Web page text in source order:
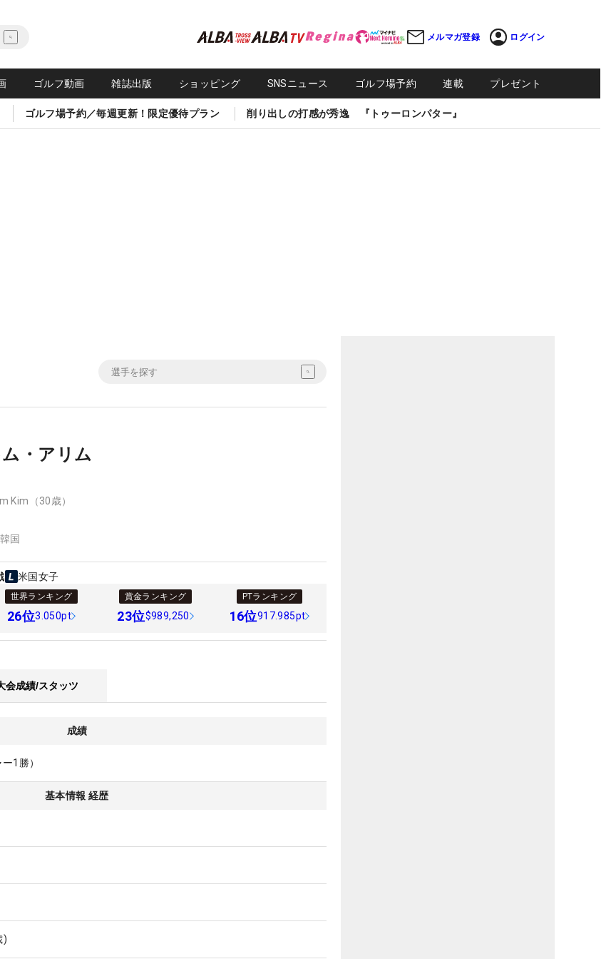
メルマガ登録 ログイン
ゴルフ動画 雑誌出版 ショッピング SNSニュース ゴルフ場予約 連載 プレゼント
ゴルフ場予約／毎週更新！限定優待プラン 削り出しの打感が秀逸 『トゥーロンパター』
・アリム
Kim （30歳）
韓国
米国女子
世界ランキング
26位3.050pt
賞金ランキング
23位$989,250
PTランキング
16位917.985pt
会成績/スタッツ
成績
1勝）
基本情報 経歴
)